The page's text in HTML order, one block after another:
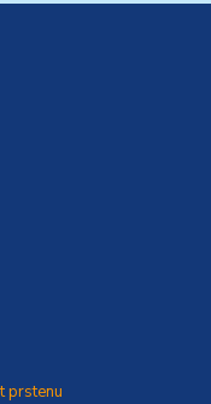
prstenu